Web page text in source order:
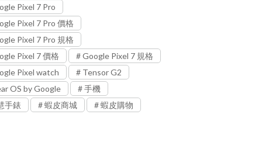
Pixel 7 Pro
Pixel 7 Pro 價格
Pixel 7 Pro 規格
Pixel 7 價格
Google Pixel 7 規格
Pixel watch
Tensor G2
OS by Google
手機
手錶
蝦皮商城 蝦皮購物